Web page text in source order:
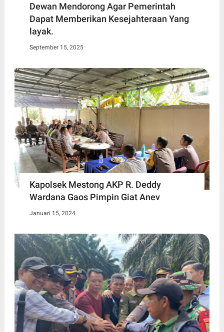
Dewan Mendorong Agar Pemerintah
Dapat Memberikan Kesejahteraan Yang
layak.
September 15, 2025
Kapolsek Mestong AKP R. Deddy
Wardana Gaos Pimpin Giat Anev
Januari 15, 2024